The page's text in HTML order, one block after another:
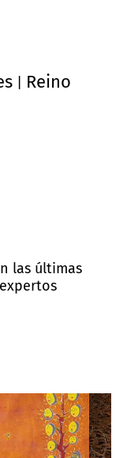
Reino
las últimas